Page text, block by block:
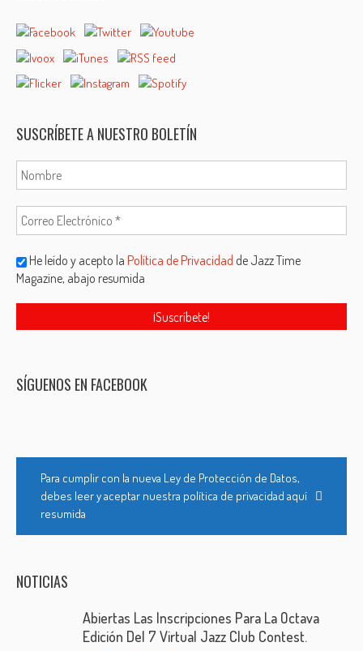
SUSCRÍBETE A NUESTRO BOLETÍN
He leído y acepto laPolítica de Privacidad de Jazz Time
Magazine, abajo resumida
SÍGUENOS EN FACEBOOK
Para cumplir con la nueva Ley de Protección de Datos,
debes leer y aceptar nuestra política de privacidad aquí
resumida
NOTICIAS
Abiertas Las Inscripciones Para La Octava
Edición Del 7 Virtual Jazz Club Contest.